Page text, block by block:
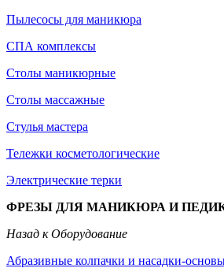
Пылесосы для маникюра
СПА комплексы
Столы маникюрные
Столы массажные
Стулья мастера
Тележки косметологические
Электрические терки
ФРЕЗЫ ДЛЯ МАНИКЮРА И
Назад к Оборудование
Абразивные колпачки и насадки-